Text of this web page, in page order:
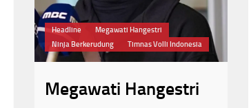
Headline
Megawati Hangestri
Ninja Berkerudung
Timnas Volli Indonesia
Megawati Hangestri